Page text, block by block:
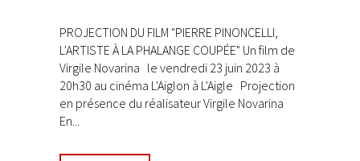
PROJECTION DU FILM "PIERRE PINONCELLI,
L'ARTISTE À LA PHALANGE COUPÉE" Un film de
Virgile Novarina le vendredi 23 juin 2023 à
20h30 au cinéma L'Aiglon à L'Aigle Projection
en présence du réalisateur Virgile Novarina
En...